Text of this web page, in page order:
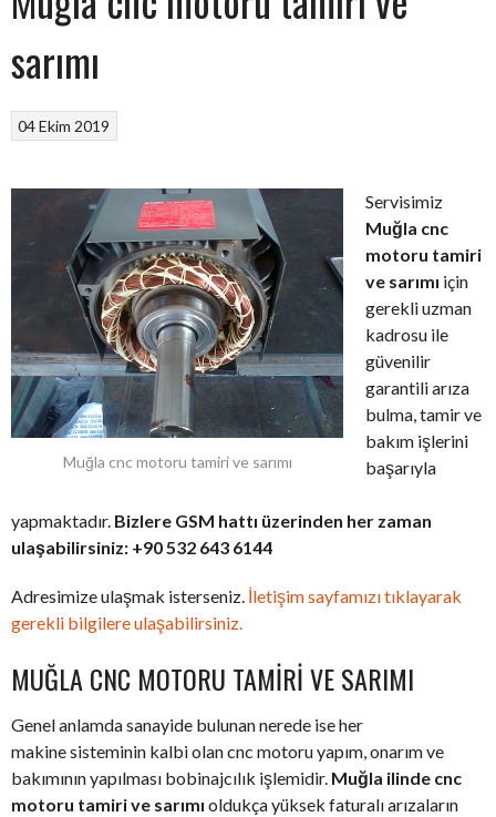
sarımı
04 Ekim 2019
Muğla cnc motoru tamiri ve sarımı
Servisimiz
Muğla cnc
motoru tamiri
ve sarımı için
gerekli uzman
kadrosu ile
güvenilir
garantili arıza
bulma, tamir ve
bakım işlerini
başarıyla
yapmaktadır. Bizlere GSM hattı üzerinden her zaman
ulaşabilirsiniz: +90 532 643 6144
Adresimize ulaşmak isterseniz. İletişim sayfamızı tıklayarak
gerekli bilgilere ulaşabilirsiniz.
MUĞLA CNC MOTORU TAMIRI VE SARIMI
Genel anlamda sanayide bulunan nerede ise her
makine sisteminin kalbi olan cnc motoru yapım, onarım ve
bakımının yapılması bobinajcılık işlemidir. Muğla ilinde cnc
motoru tamiri ve sarımı oldukça yüksek faturalı arızaların